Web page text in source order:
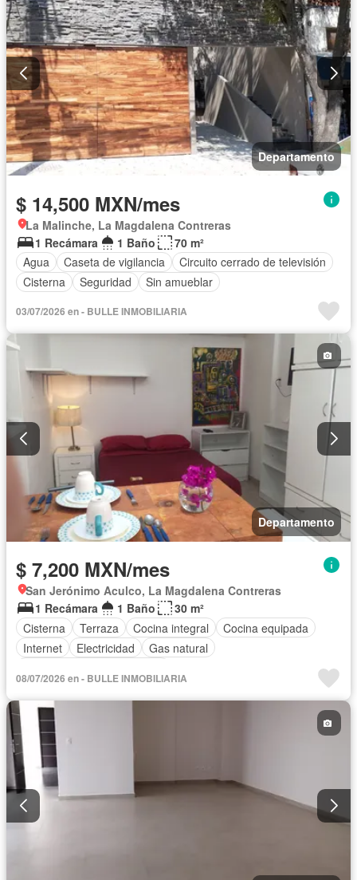
Departamento
$ 14,500 MXN/mes
La Malinche, La Magdalena Contreras
1 Recámara
1 Baño
70 m²
Agua
Caseta de vigilancia
Circuito cerrado de televisión
Cisterna
Seguridad Sin amueblar
03/07/2026 en - BULLE INMOBILIARIA
Departamento
$ 7,200 MXN/mes
San Jerónimo Aculco, La Magdalena Contreras
1 Recámara
1 Baño
30 m²
Cisterna
Terraza Cocina integral
Cocina equipada
Internet
Electricidad
Gas natural
08/07/2026 en - BULLE INMOBILIARIA